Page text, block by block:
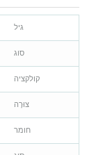
גיל
סוג
קולקציה
צוּרָה
חומר